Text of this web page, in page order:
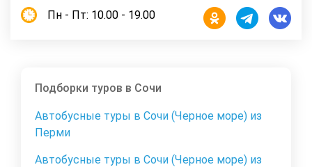
Пн - Пт: 10.00 - 19.00
Подборки туров в Сочи
Автобусные туры в Сочи (Черное море) из
Перми
Автобусные туры в Сочи (Черное море) из